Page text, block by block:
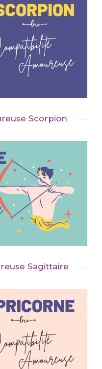
Scorpion
Sagittaire